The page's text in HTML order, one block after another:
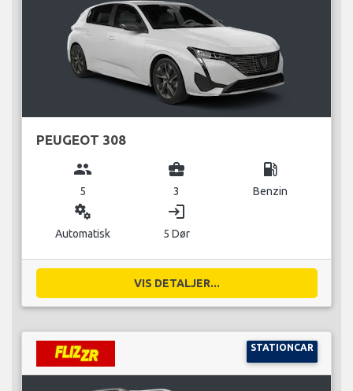
PEUGEOT 308
group
5
business_center
3
local_gas_station
Benzin
miscellaneous_services
Automatisk
login
5 Dør
VIS DETALJER...
STATIONCAR